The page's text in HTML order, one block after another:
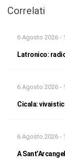
Correlati
6 Agosto 2026 -
Latronico:
6 Agosto 2026 -
Cicala:
6 Agosto 2026 -
A